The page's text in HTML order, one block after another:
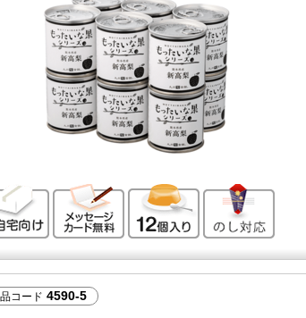
ご自宅向け メッセージカード無料
12個入り
コード 4590-5